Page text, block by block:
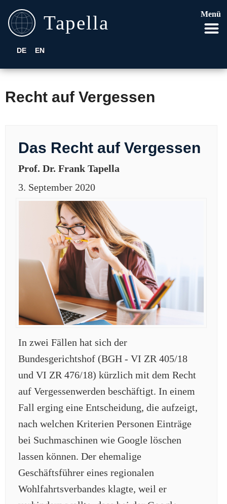
Menü
DE EN
Recht auf Vergessen
Das Recht auf Vergessen
Prof. Dr. Frank Tapella
3. September 2020
In zwei Fällen hat sich der
Bundesgerichtshof (BGH - VI ZR 405/18
und VI ZR 476/18) kürzlich mit dem Recht
auf Vergessenwerden beschäftigt. In einem
Fall erging eine Entscheidung, die aufzeigt,
nach welchen Kriterien Personen Einträge
bei Suchmaschinen wie Google löschen
lassen können. Der ehemalige
Geschäftsführer eines regionalen
Wohlfahrtsverbandes klagte, weil er